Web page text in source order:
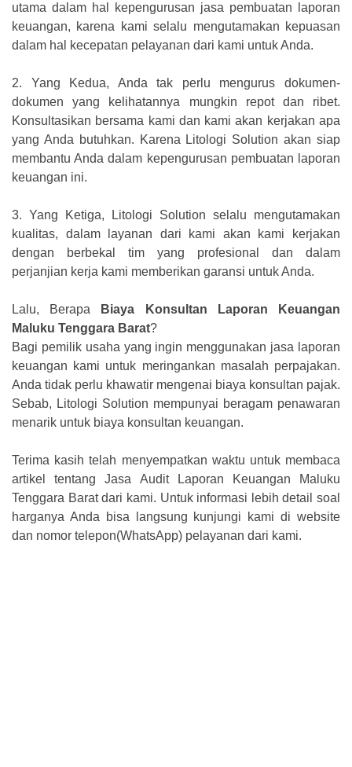
utama dalam hal kepengurusan jasa pembuatan laporan
keuangan, karena kami selalu mengutamakan kepuasan
dalam hal kecepatan pelayanan dari kami untuk Anda.
2.
Yang Kedua, Anda tak perlu mengurus dokumen-
dokumen yang kelihatannya mungkin repot dan ribet.
Konsultasikan bersama kami dan kami akan kerjakan apa
yang Anda butuhkan. Karena Litologi Solution akan siap
membantu Anda dalam kepengurusan pembuatan laporan
keuangan ini.
3. Yang Ketiga, Litologi Solution selalu mengutamakan
kualitas, dalam layanan dari kami akan kami kerjakan
dengan berbekal tim yang profesional dan dalam
perjanjian kerja kami memberikan garansi untuk Anda.
Lalu, Berapa
Biaya Konsultan Laporan Keuangan
Maluku Tenggara Barat?
Bagi pemilik usaha yang ingin menggunakan jasa laporan
keuangan kami untuk meringankan masalah perpajakan.
Anda tidak perlu khawatir mengenai biaya konsultan pajak.
Sebab, Litologi Solution mempunyai beragam penawaran
menarik untuk biaya konsultan keuangan.
Terima kasih telah menyempatkan waktu untuk membaca
artikel tentang Jasa Audit Laporan Keuangan Maluku
Tenggara Barat dari kami. Untuk informasi lebih detail soal
harganya Anda bisa langsung kunjungi kami di website
dan nomor telepon(WhatsApp) pelayanan dari kami.